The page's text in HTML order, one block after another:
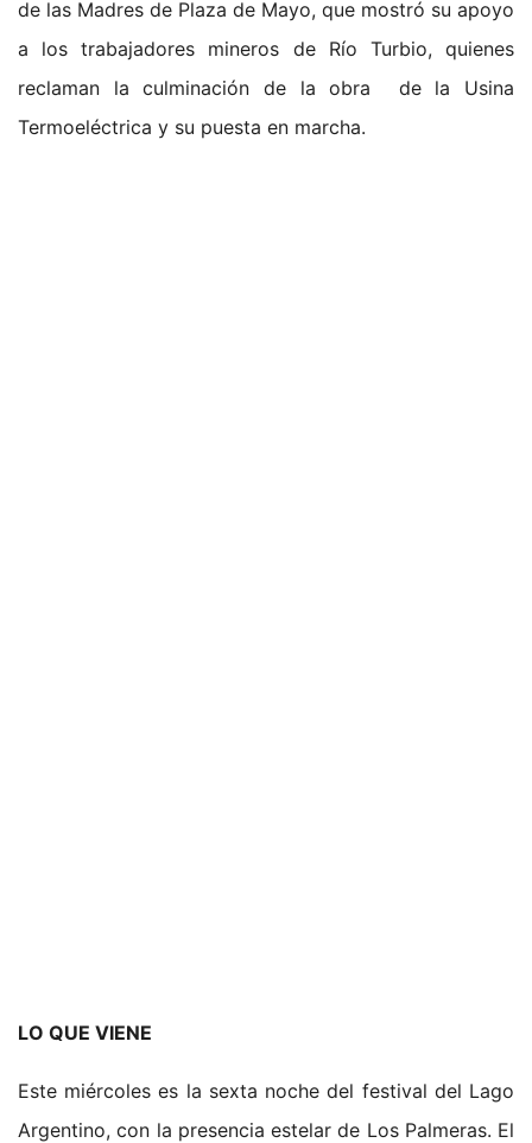
de las Madres de Plaza de Mayo, que mostró su apoyo
a los trabajadores mineros de Río Turbio, quienes
reclaman la culminación de la obra de la Usina
Termoeléctrica y su puesta en marcha.
LO QUE VIENE
Este miércoles es la sexta noche del festival del Lago
Argentino, con la presencia estelar de Los Palmeras. El